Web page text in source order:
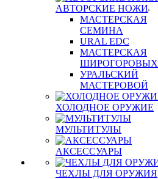
АВТОРСКИЕ НОЖИ
МАСТЕРСКАЯ
СЕМИНА
URAL EDC
МАСТЕРСКАЯ
ШИРОГОРОВЫХ
УРАЛЬСКИЙ
МАСТЕРОВОЙ
ХОЛОДНОЕ ОРУЖИЕ
МУЛЬТИТУЛЫ
АКСЕССУАРЫ
ЧЕХЛЫ ДЛЯ ОРУЖИЯ